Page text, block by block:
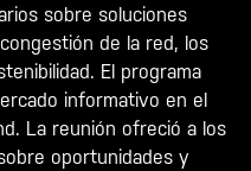
sobre soluciones
de la red, los
El programa
informativo en el
La reunión ofreció a los
oportunidades y